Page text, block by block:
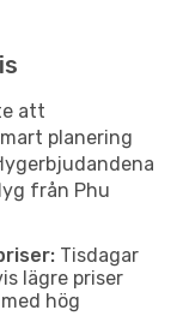
att
planering
från Phu
Tisdagar
lägre priser
hög